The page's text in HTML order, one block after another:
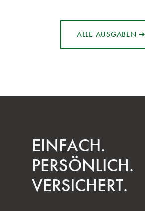
ALLE AUSGABEN ➔
EINFACH.
PERSÖNLICH.
VERSICHERT.